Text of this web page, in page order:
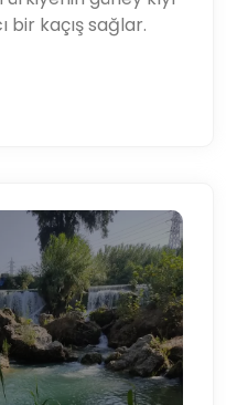
bir kaçış sağlar.